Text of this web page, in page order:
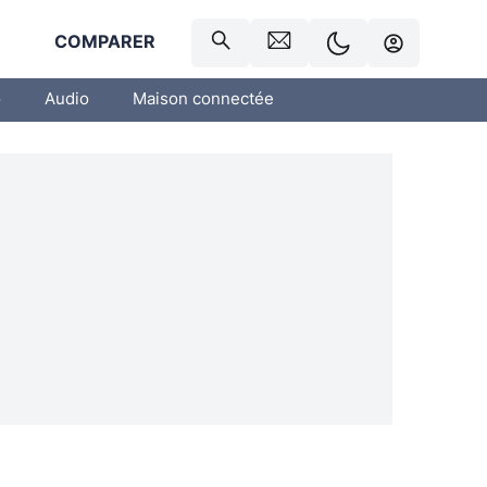
COMPARER
Audio Maison connectée